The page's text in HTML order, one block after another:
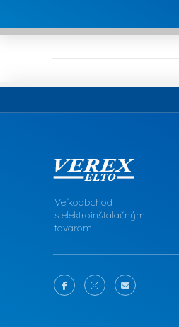
Veľkoobchod
s elektroinštalačným
tovarom.